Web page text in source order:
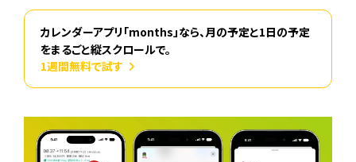
カレンダーアプリ「months」なら、月の予定と1日の予定
をまるごと縦スクロールで。
1週間無料で試す